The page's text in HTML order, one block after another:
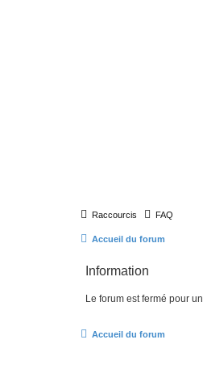
Raccourcis FAQ
Accueil du forum
Information
Le forum est fermé pour
Accueil du forum